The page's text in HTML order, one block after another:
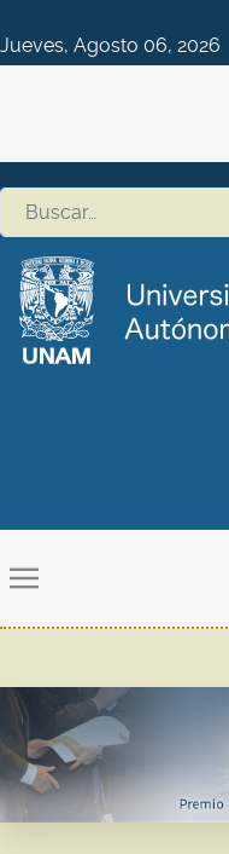
Jueves, Agosto 06, 2026
Buscar